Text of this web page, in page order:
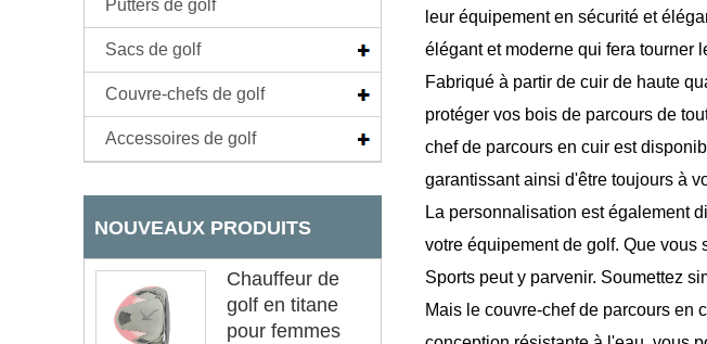
Putters de golf
Sacs de golf
Couvre-chefs de golf
Accessoires de golf
NOUVEAUX PRODUITS
Chauffeur de
golf en titane
pour femmes
leur équipement en sécurité et
élégant et moderne qui fera tourner
Fabriqué à partir de cuir de haute
protéger vos bois de parcours de
chef de parcours en cuir est
garantissant ainsi d'être toujours à
La personnalisation est également
votre équipement de golf. Que
Sports peut y parvenir. Soumettez
Mais le couvre-chef de parcours en